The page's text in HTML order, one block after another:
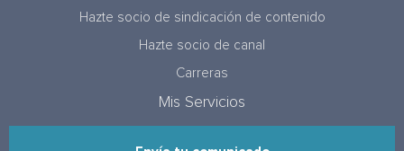
Hazte socio de sindicación de contenido
Hazte socio de canal
Carreras
Mis Servicios